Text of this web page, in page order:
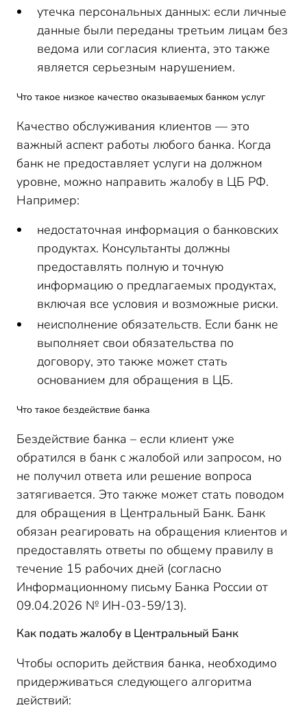
утечка персональных данных: если личные
данные были переданы третьим лицам без
ведома или согласия клиента, это также
является серьезным нарушением.
Что такое низкое качество оказываемых банком услуг
Качество обслуживания клиентов — это
важный аспект работы любого банка. Когда
банк не предоставляет услуги на должном
уровне, можно направить жалобу в ЦБ РФ.
Например:
недостаточная информация о банковских
продуктах. Консультанты должны
предоставлять полную и точную
информацию о предлагаемых продуктах,
включая все условия и возможные риски.
неисполнение обязательств. Если банк не
выполняет свои обязательства по
договору, это также может стать
основанием для обращения в ЦБ.
Что такое бездействие банка
Бездействие банка – если клиент уже
обратился в банк с жалобой или запросом, но
не получил ответа или решение вопроса
затягивается. Это также может стать поводом
для обращения в Центральный Банк. Банк
обязан реагировать на обращения клиентов и
предоставлять ответы по общему правилу в
течение 15 рабочих дней (согласно
Информационному письму Банка России от
09.04.2026 № ИН-03-59/13).
Как подать жалобу в Центральный Банк
Чтобы оспорить действия банка, необходимо
придерживаться следующего алгоритма
действий: